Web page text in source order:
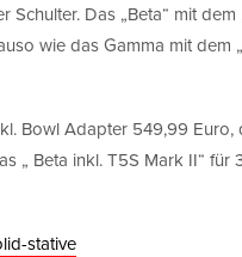
Das „Beta“ mit dem
wie das Gamma mit dem
Bowl Adapter 549,99 Euro,
„ Beta inkl. T5S Mark II“
stative